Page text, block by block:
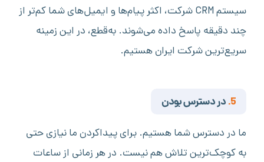
سیستم CRM شرکت، اکثر پیام‌ها و ایمیل‌های شما کم‌تر از
چند دقیقه پاسخ داده می‌شوند. به‌قطع، در این زمینه
سریع‌ترین شرکت ایران هستیم.
5. در دسترس بودن
ما در دسترس شما هستیم. برای پیداکردن ما نیازی حتی
به کوچک‌ترین تلاش هم نیست. در هر زمانی از ساعات